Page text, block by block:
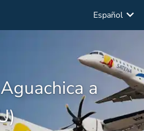
Español
a